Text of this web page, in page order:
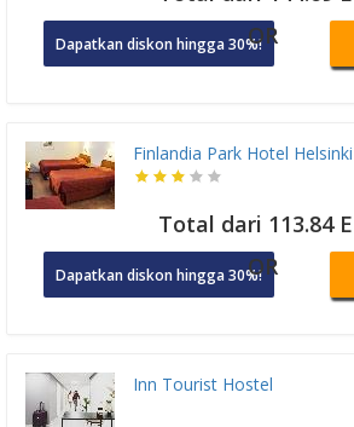
Dapatkan diskon hingga 30%!OR
Finlandia Park Hotel Helsinki
Total dari 113.84
Dapatkan diskon hingga 30%!OR
Inn Tourist Hostel